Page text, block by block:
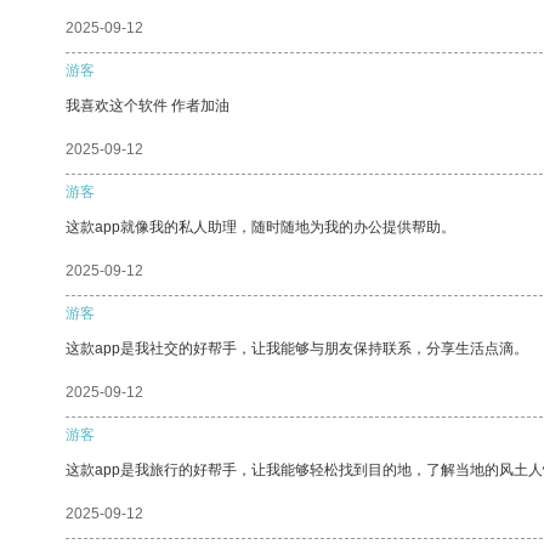
2025-09-12
游客
我喜欢这个软件 作者加油
2025-09-12
游客
这款app就像我的私人助理，随时随地为我的办公提供帮助。
2025-09-12
游客
这款app是我社交的好帮手，让我能够与朋友保持联系，分享生活点滴。
2025-09-12
游客
这款app是我旅行的好帮手，让我能够轻松找到目的地，了解当地的风土
2025-09-12